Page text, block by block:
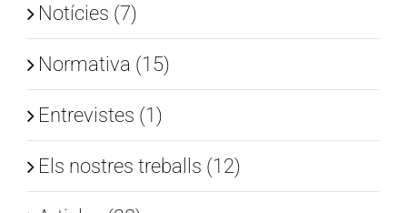
Notícies (7)
Normativa (15)
Entrevistes (1)
Els nostres treballs (12)